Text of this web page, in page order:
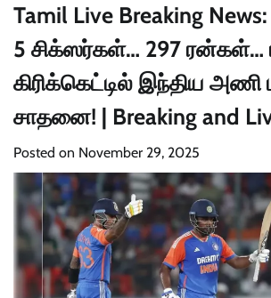
Tamil Live Breaking
5 சிக்ஸர்கள்… 297 ரன்கள்…
கிரிக்கெட்டில் இந்திய அணி
சாதனை! | Breaking and
Posted on November 29, 2025